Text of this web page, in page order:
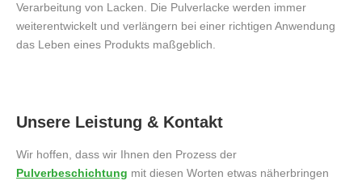
Verarbeitung von Lacken. Die Pulverlacke werden immer
weiterentwickelt und verlängern bei einer richtigen Anwendung
das Leben eines Produkts maßgeblich.
Unsere Leistung & Kontakt
Wir hoffen, dass wir Ihnen den Prozess der
Pulverbeschichtung mit diesen Worten etwas näherbringen